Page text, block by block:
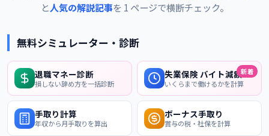
と人気の解説記事を 1 ページで横断チェック。
無料シミュレーター・診断
退職マネー診断
損しない辞め方を一括診断
失業保険 バイト減額
いくらまで働けるかを計算
新着
手取り計算
年収から月手取りを算出
ボーナス手取り
賞与の税・社保を計算